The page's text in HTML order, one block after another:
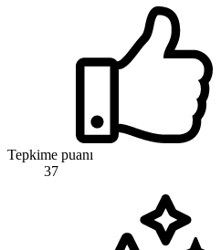
Tepkime puanı
37